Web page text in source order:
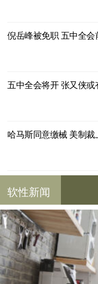
倪岳峰被免职 五中全会
五中全会将开 张又侠或
哈马斯同意缴械 美制裁
软性新闻